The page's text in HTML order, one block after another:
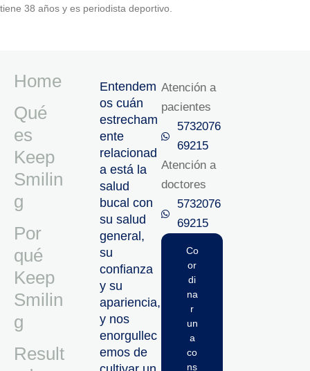
tiene 38 años y es periodista deportivo.
Home
Qué
es
Keep
Smilin
g
Por
qué
Keep
Smilin
g
Result
Entendem
os cuán
estrecham
ente
relacionad
a está la
salud
bucal con
su salud
general,
su
confianza
y su
apariencia,
y nos
enorgullec
emos de
Atención a
pacientes
5732076
69215‬
Atención a
doctores
5732076
69215‬
Co
or
di
na
r
un
a
co
ns